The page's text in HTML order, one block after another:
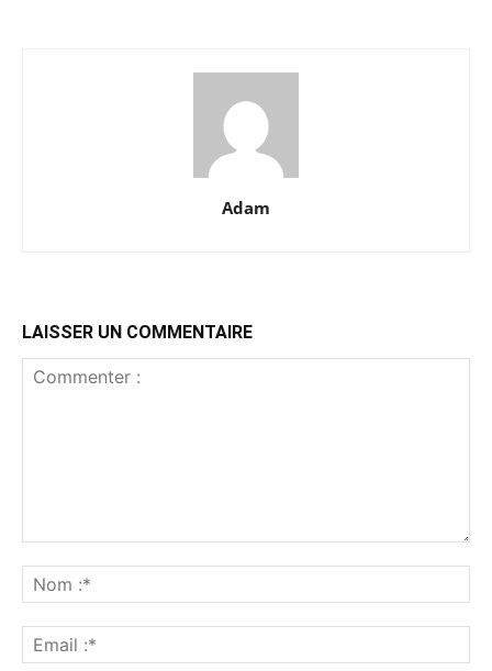
Adam
LAISSER UN COMMENTAIRE